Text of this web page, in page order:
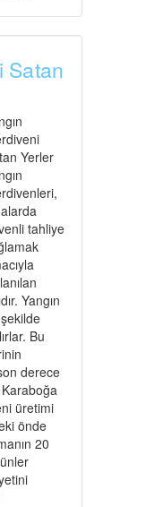
Satan
Yerler
tahliye
Yangın
Bu
derece
üretimi
önde
20